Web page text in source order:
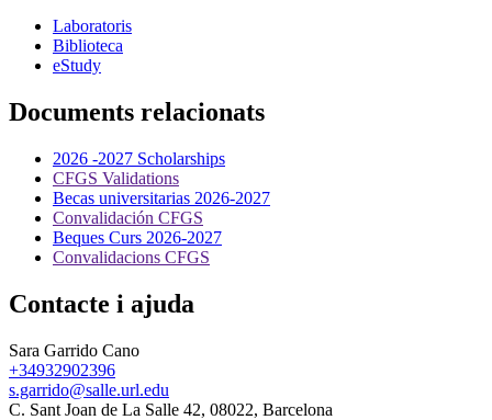
Laboratoris
Biblioteca
eStudy
Documents relacionats
2026 -2027 Scholarships
CFGS Validations
Becas universitarias 2026-2027
Convalidación CFGS
Beques Curs 2026-2027
Convalidacions CFGS
Contacte i ajuda
Sara Garrido Cano
+34932902396
s.garrido@salle.url.edu
C. Sant Joan de La Salle 42, 08022, Barcelona